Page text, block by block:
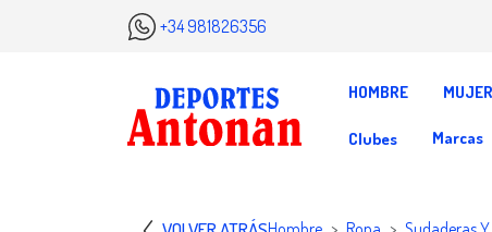
+34 981826356
HOMBRE MUJER
Clubes Marcas